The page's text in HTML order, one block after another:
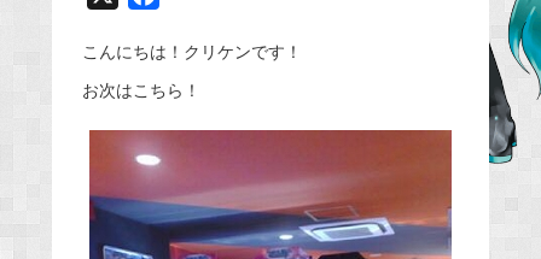
c
e
k
こんにちは！クリケンです！
お次はこちら！